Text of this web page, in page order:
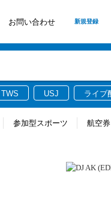
お問い合わせ 新規登録
TWS USJ ライブ
参加型スポーツ 航空券